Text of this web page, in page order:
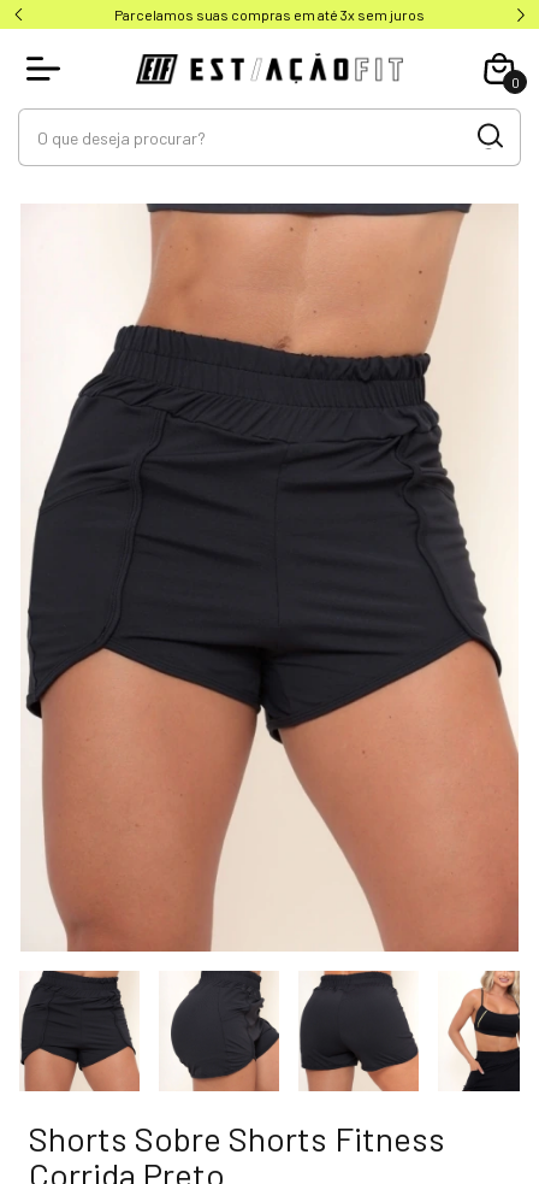
Parcelamos suas compras em até 3x sem juros
0
Shorts Sobre Shorts Fitness
Corrida Preto